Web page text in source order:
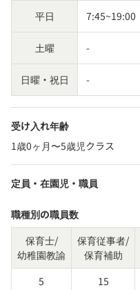
平日 7:45~19:00
土曜 -
日曜・祝日 -
受け入れ年齢
1歳0ヶ月〜5歳児クラス
定員・在園児・職員
職種別の職員数
保育士/
幼稚園教諭
保育従事者/
保育補助
5 15